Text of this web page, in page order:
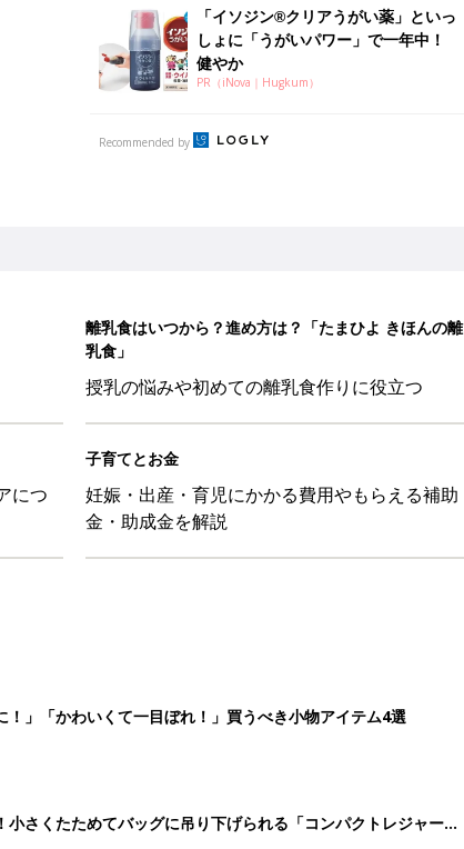
「イソジン®クリアうがい薬」といっ
しょに「うがいパワー」で一年中！
健やか
PR（iNova｜Hugkum）
Recommended by
離乳食はいつから？進め方は？「たまひよ きほんの離
乳食」
授乳の悩みや初めての離乳食作りに役立つ
につ
子育てとお金
妊娠・出産・育児にかかる費用やもらえる補助
金・助成金を解説
」「かわいくて一目ぼれ！」買うべき小物アイテム4選
小さくたためてバッグに吊り下げられる「コンパクトレジャーシ